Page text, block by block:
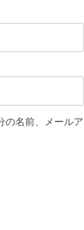
の名前、メールア